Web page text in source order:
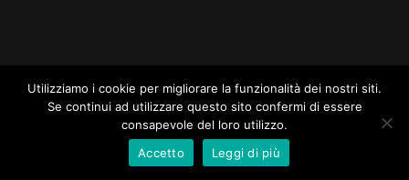
Utilizziamo i cookie per migliorare la funzionalità dei nostri siti.
Se continui ad utilizzare questo sito confermi di essere
consapevole del loro utilizzo.
Accetto
Leggi di più